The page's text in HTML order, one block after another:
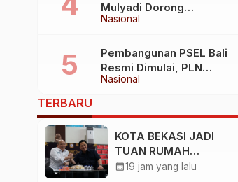
Nasional
Mulyadi Dorong
Standardisasi Lewat RUU
Nasional
Pembangunan PSEL Bali
Resmi Dimulai, PLN
Dukung Penuh
Pengelolaan Sampah Jadi
Energi Listrik
TERBARU
KOTA BEKASI JADI
TUAN RUMAH
KEJURNAS MUAY THAI
calendar_month19 jam yang lalu